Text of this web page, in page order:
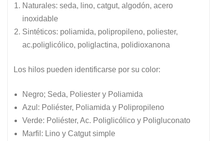
Naturales: seda, lino, catgut, algodón, acero
inoxidable
Sintéticos: poliamida, polipropileno, poliester,
ac.poliglicólico, poliglactina, polidioxanona
Los hilos pueden identificarse por su color:
Negro; Seda, Poliester y Poliamida
Azul: Poliéster, Poliamida y Polipropileno
Verde: Poliéster, Ac. Poliglicólico y Poligluconato
Marfil: Lino y Catgut simple